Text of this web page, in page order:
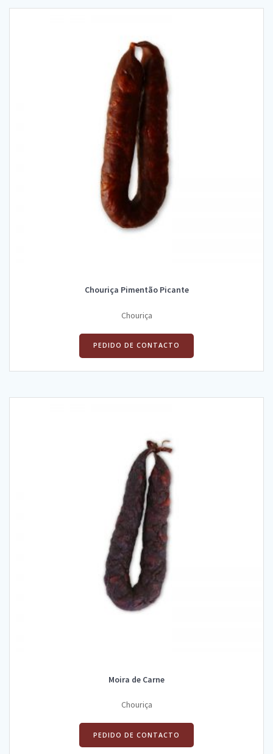
Chouriça Pimentão Picante
Chouriça
PEDIDO DE CONTACTO
Moira de Carne
Chouriça
PEDIDO DE CONTACTO